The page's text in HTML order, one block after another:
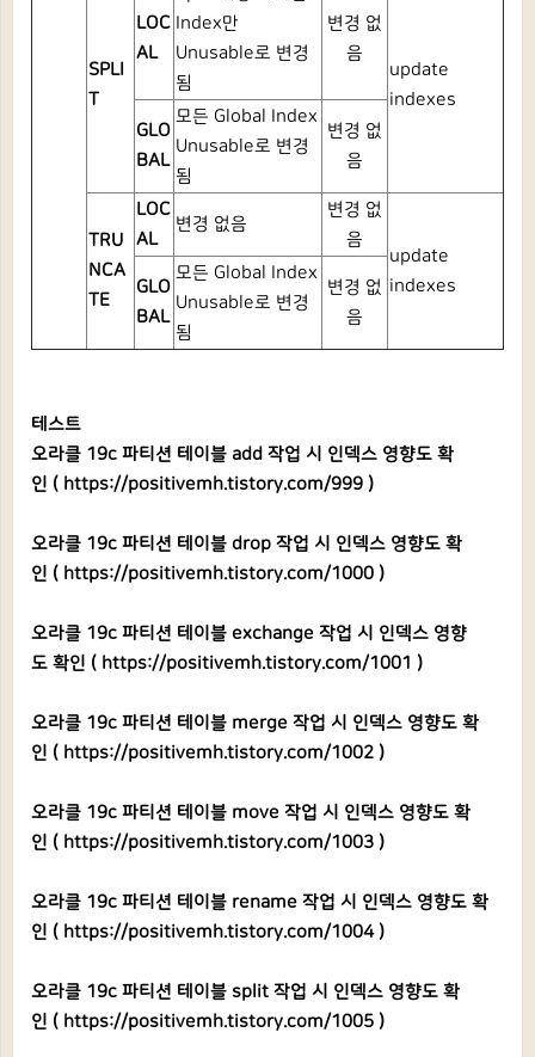
SPLI
T
LOC
AL
Index만
Unusable로 변경
됨
변경 없
음
update
indexes
GLO
BAL
모든 Global Index
Unusable로 변경
됨
변경 없
음
TRU
NCA
TE
LOC
AL
변경 없음
변경 없
음
update
indexes
GLO
BAL
모든 Global Index
Unusable로 변경
됨
변경 없
음
테스트
오라클 19c 파티션 테이블 add 작업 시 인덱스 영향도 확
인 ( https://positivemh.tistory.com/999 )
오라클 19c 파티션 테이블 drop 작업 시 인덱스 영향도 확
인 ( https://positivemh.tistory.com/1000 )
오라클 19c 파티션 테이블 exchange 작업 시 인덱스 영향
도 확인 ( https://positivemh.tistory.com/1001 )
오라클 19c 파티션 테이블 merge 작업 시 인덱스 영향도 확
인 ( https://positivemh.tistory.com/1002 )
오라클 19c 파티션 테이블 move 작업 시 인덱스 영향도 확
인 ( https://positivemh.tistory.com/1003 )
오라클 19c 파티션 테이블 rename 작업 시 인덱스 영향도 확
인 ( https://positivemh.tistory.com/1004)
오라클 19c 파티션 테이블 split 작업 시 인덱스 영향도 확
인 ( https://positivemh.tistory.com/1005 )